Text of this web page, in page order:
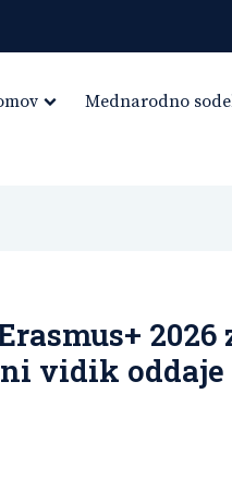
Mednarodno
2026
vidik